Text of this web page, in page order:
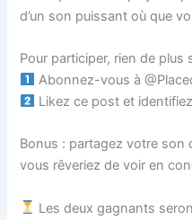
d’un son puissant où que
Pour participer, rien de plus
Abonnez-vous à
Likez ce post et
Bonus : partagez votre son
vous rêveriez de voir en
Les deux gagnants